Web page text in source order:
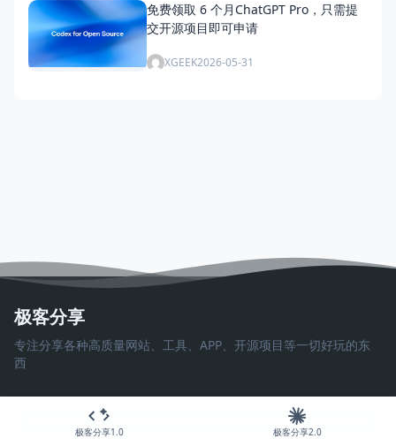
免费领取 6 个月ChatGPT Pro，只需提
交开源项目即可申请
XGEEK2026-05-31
极客分享
专注分享各种高质量网站、工具、APP、开源项目等一切好玩的东
西
极客分享1.0 极客分享2.0